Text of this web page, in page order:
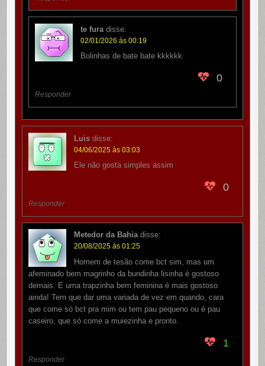
te fura disse:
02/01/2026 às 00:19
Bolinhas de bate bate kkkkkk
0
Responder
Luis disse:
04/06/2025 às 03:03
Ele não gosta simples assim
0
Responder
Metedor da Bahia disse:
20/08/2025 às 01:25
Homem de tesão come bct sim, mas um
afeminado bem magrinho da bundinha lisinha é gostoso
demais. E uma trapzinha bem feminina é mais gostoso
ainda! Tem que dar uma variada de vez em quando, cara
que come só bct pra mim ou tem pau pequeno ou é pau
caseiro, que só come a muiezinha e pronto.
1
Responder